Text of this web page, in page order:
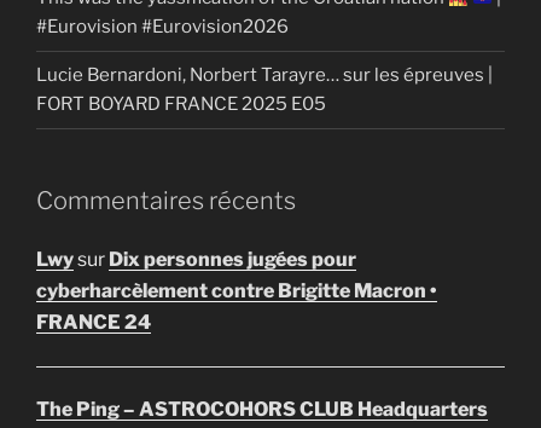
#Eurovision #Eurovision2026
Lucie Bernardoni, Norbert Tarayre… sur les épreuves |
FORT BOYARD FRANCE 2025 E05
Commentaires récents
Lwysur Dix personnes jugées pour
cyberharcèlement contre Brigitte Macron •
FRANCE 24
The Ping – ASTROCOHORS CLUB Headquarters